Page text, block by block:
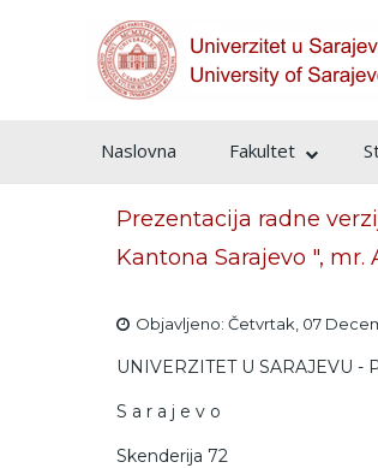
Naslovna Fakultet
Prezentacija radne
Kantona Sarajevo ", mr.
Objavljeno: Četvrtak, 07
UNIVERZITET U SARAJEVU -
S a r a j e v o
Skenderija 72